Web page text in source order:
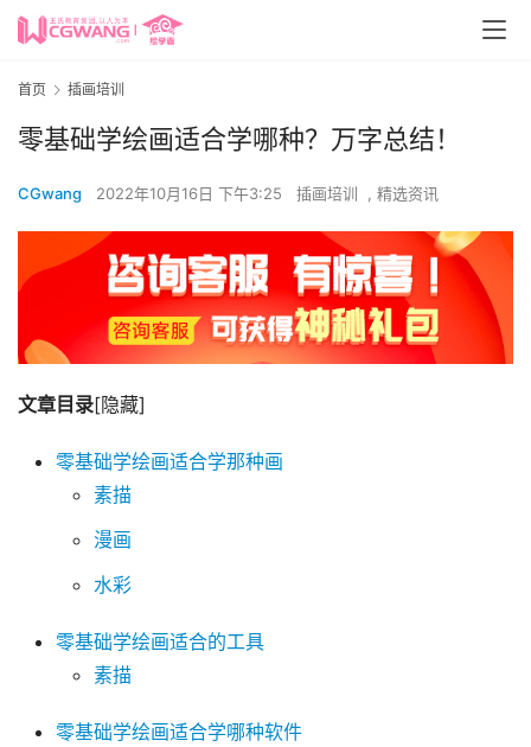
首页 插画培训
零基础学绘画适合学哪种？万字总结！
CGwang 2022年10月16日 下午3:25 插画培训 , 精选资讯
文章目录[隐藏]
零基础学绘画适合学那种画
素描
漫画
水彩
零基础学绘画适合的工具
素描
零基础学绘画适合学哪种软件